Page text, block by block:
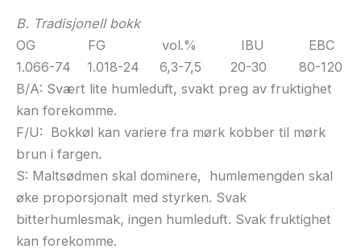
B. Tradisjonell bokk
OG FG vol.% IBU EBC
1.066-74 1.018-24 6,3-7,5 20-30 80-120
B/A: Svært lite humleduft, svakt preg av fruktighet
kan forekomme.
F/U: Bokkøl kan variere fra mørk kobber til mørk
brun i fargen.
S: Maltsødmen skal dominere, humlemengden skal
øke proporsjonalt med styrken. Svak
bitterhumlesmak, ingen humleduft. Svak fruktighet
kan forekomme.